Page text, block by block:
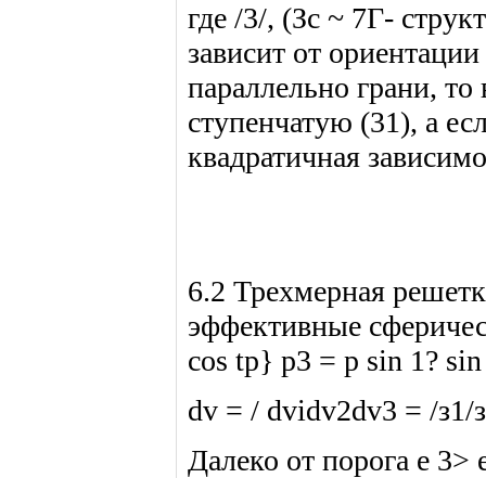
где /3/, (Зс ~ 7Г-
зависит от
параллельно грани,
ступенчатую (31), а
квадратичная
6.2 Трехмерная
эффективные
cos tp} р3 = р sin 1?
dv = / dvidv2dv3 = /з1/
Далеко от порога e 3>